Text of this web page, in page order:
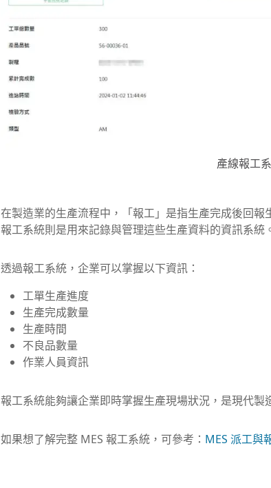
產線報工
在製造業的生產流程中，「報工」是指生產完成後回
報工系統則是用來記錄與管理這些生產資料的資訊系統
透過報工系統，企業可以掌握以下資訊：
工單生產進度
生產完成數量
生產時間
不良品數量
作業人員資訊
報工系統能夠讓企業即時掌握生產現場狀況，是現代製
如果想了解完整 MES 報工系統，可參考： MES 派工與